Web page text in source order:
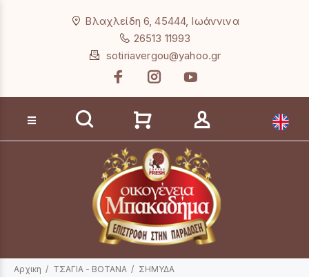
Βλαχλείδη 6, 45444, Ιωάννινα
26513 11993
sotiriavergou@yahoo.gr
Αναζήτηση προϊόντων
Αρχικη ΤΣΑΓΙΑ - ΒΟΤΑΝΑ ΣΗΜΥΔΑ